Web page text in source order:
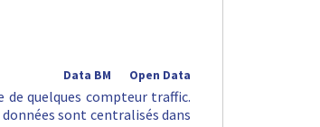
Open Data
Data BM
quelques compteur traffic.
sont centralisés dans